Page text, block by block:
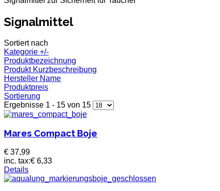
Signalmittel
Sortiert nach
Kategorie +/-
Produktbezeichnung
Produkt Kurzbeschreibung
Hersteller Name
Produktpreis
Sortierung
Ergebnisse 1 - 15 von 15
Mares Compact Boje
€ 37,99
inc. tax:€ 6,33
Details